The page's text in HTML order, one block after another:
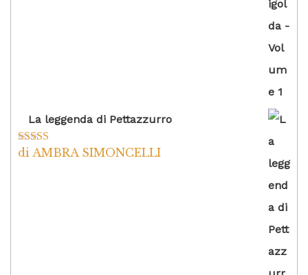
La leggenda di Pettazzurro
Valutato5su
di AMBRA SIMONCELLI